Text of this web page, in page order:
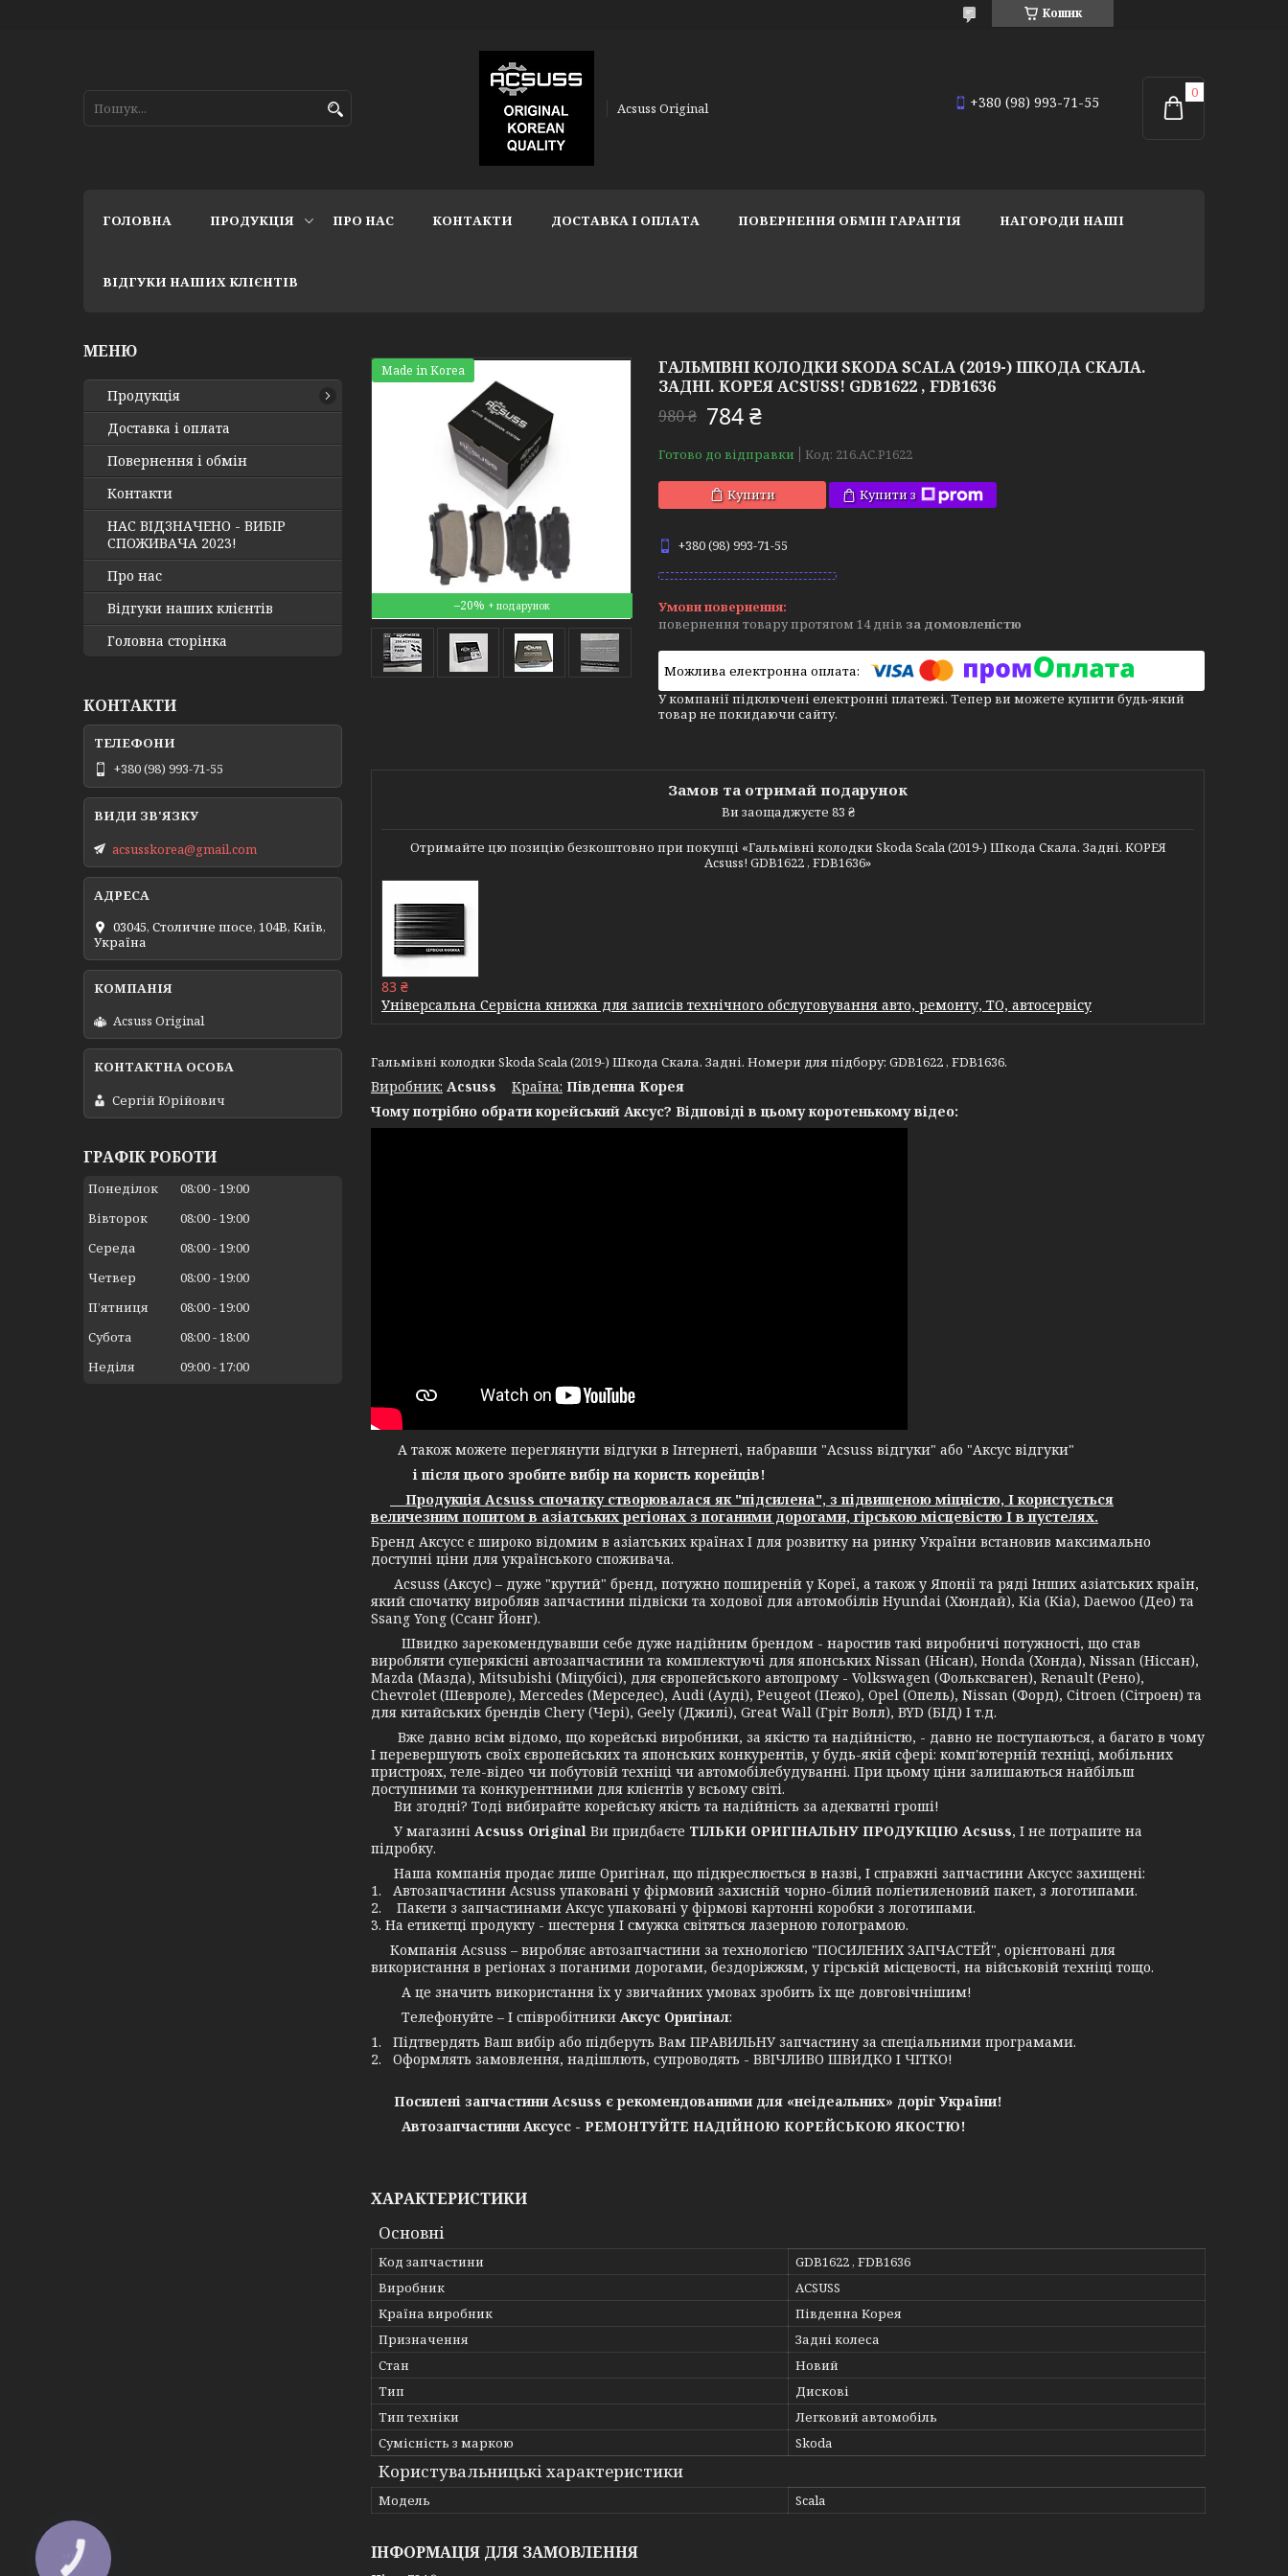
Кошик
Acsuss Original +380 (98) 993-71-55
ГОЛОВНА ПРОДУКЦІЯ ПРО НАС КОНТАКТИ ДОСТАВКА І ОПЛАТА ПОВЕРНЕННЯ ОБМІН ГАРАНТІЯ НАГОРОДИ НАШІ
ВІДГУКИ НАШИХ КЛІЄНТІВ
–20%
Made in Korea
ГАЛЬМІВНІ КОЛОДКИ SKODA SCALA (2019-) ШКОДА СКАЛА.
ЗАДНІ. КОРЕЯ ACSUSS! GDB1622 , FDB1636
980 ₴ 784 ₴
Готово до відправки Код: 216.AC.P1622
Купити Купити з
+380 (98) 993-71-55
повернення товару протягом 14 днів за домовленістю
У компанії підключені електронні платежі. Тепер ви можете купити будь-який
товар не покидаючи сайту.
Замов та отримай подарунок
Ви заощаджуєте 83 ₴
Отримайте цю позицію безкоштовно при покупці «Гальмівні колодки Skoda Scala (2019-) Шкода Скала. Задні. КОРЕЯ
Acsuss! GDB1622 , FDB1636»
83 ₴
Універсальна Сервісна книжка для записів технічного обслуговування авто, ремонту, ТО, автосервісу
Гальмівні колодки Skoda Scala (2019-) Шкода Скала. Задні. Номери для підбору: GDB1622 , FDB1636.
Виробник: Acsuss Крaїна: Південна Корея
Чому потрібно обрати корейський Аксус? Відповіді в цьому коротенькому відео:
А також можете переглянути відгуки в Інтернеті, набравши "Acsuss відгуки" або "Аксус відгуки"
і після цього зробите вибір на користь корейців!
Продукція Acsuss спочатку створювалася як "підсилена", з підвищеною міцністю, І користується
величезним попитом в азіатських регіонах з поганими дорогами, гірською місцевістю І в пустелях.
Бренд Аксусс є широко відомим в азіатських країнах І для розвитку на ринку України встановив максимально
доступні ціни для українського споживача.
Acsuss (Аксус) – дуже "крутий" бренд, потужно поширеній у Кореї, а також у Японії та ряді Інших азіатських країн,
який спочатку виробляв запчастини підвіски та ходової для автомобілів Hyundai (Хюндай), Kia (Кіа), Daewoo (Део) та
Ssang Yong (Ссанг Йонг).
Швидко зарекомендувавши себе дуже надійним брендом - наростив такі виробничі потужності, що став
виробляти суперякісні автозапчастини та комплектуючі для японських Nissan (Нісан), Honda (Хонда), Nissan (Ніссан),
Mazda (Мазда), Mitsubishi (Міцубісі), для європейського автопрому - Volkswagen (Фольксваген), Renault (Рено),
Chevrolet (Шевроле), Mercedes (Мерседес), Audi (Ауді), Peugeot (Пежо), Opel (Опель), Nissan (Форд), Citroen (Сітроен) та
для китайських брендів Chery (Чері), Geely (Джилі), Great Wall (Гріт Волл), BYD (БІД) І т.д.
Вже давно всім відомо, що корейські виробники, за якістю та надійністю, - давно не поступаються, а багато в чому
І перевершують своїх європейських та японських конкурентів, у будь-якій сфері: комп'ютерній техніці, мобільних
пристроях, теле-відео чи побутовій техніці чи автомобілебудуванні. При цьому ціни залишаються найбільш
доступними та конкурентними для клієнтів у всьому світі.
Ви згодні? Тоді вибирайте корейську якість та надійність за адекватні гроші!
У магазині Acsuss Original Ви придбаєте ТІЛЬКИ ОРИГІНАЛЬНУ ПРОДУКЦІЮ Acsuss, І не потрапите на
підробку.
Наша компанія продає лише Оригінал, що підкреслюється в назві, І справжні запчастини Аксусс захищені:
1. Автозапчастини Acsuss упаковані у фірмовий захисній чорно-білий поліетиленовий пакет, з логотипами.
2. Пакети з запчастинами Аксус упаковані у фірмові картонні коробки з логотипами.
3. На етикетці продукту - шестерня І смужка світяться лазерною голограмою.
Компанія Acsuss – виробляє автозапчастини за технологією "ПОСИЛЕНИХ ЗАПЧАСТЕЙ", орієнтовані для
використання в регіонах з поганими дорогами, бездоріжжям, у гірській місцевості, на військовій техніці тощо.
А це значить використання їх у звичайних умовах зробить їх ще довговічнішим!
Телефонуйте – І співробітники Аксус Оригінал:
1. Підтвердять Ваш вибір або підберуть Вам ПРАВИЛЬНУ запчастину за спеціальними програмами.
2. Оформлять замовлення, надішлють, супроводять - ВВІЧЛИВО ШВИДКО І ЧІТКО!
Посилені запчастини Acsuss є рекомендованими для «неідеальних» доріг України!
Автозапчастини Аксусс - РЕМОНТУЙТЕ НАДІЙНОЮ КОРЕЙСЬКОЮ ЯКОСТЮ!
ХАРАКТЕРИСТИКИ
Основні
Код запчастини
GDB1622 , FDB1636
Виробник
ACSUSS
Країна виробник
Південна Корея
Призначення
Задні колеса
Стан
Новий
Тип
Дискові
Тип техніки
Легковий автомобіль
Сумісність з маркою
Skoda
Користувальницькі характеристики
Мoдель Scala
ІНФОРМАЦІЯ ДЛЯ ЗАМОВЛЕННЯ
Продукція
Доставка і оплата
Повернення і обмін
Контакти
НАС ВІДЗНАЧЕНО - ВИБІР
СПОЖИВАЧА 2023!
Про нас
Відгуки наших клієнтів
Головна сторінка
КОНТАКТИ
+380 (98) 993-71-55
acsusskorea@gmail.com
03045, Столичне шосе, 104B, Київ,
Україна
Acsuss Original
Сергій Юрійович
ГРАФІК РОБОТИ
Понеділок 08:00 19:00
Вівторок
08:00 19:00
Середа
08:00 19:00
Четвер
08:00 19:00
Пʼятниця
08:00 19:00
Субота
08:00 18:00
Неділя
09:00 17:00